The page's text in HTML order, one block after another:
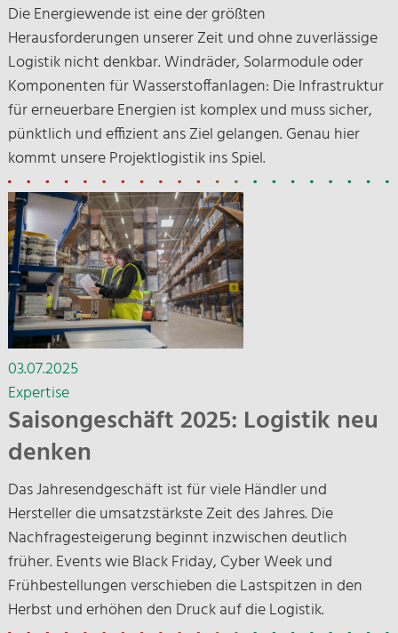
Die Energiewende ist eine der größten
Herausforderungen unserer Zeit und ohne zuverlässige
Logistik nicht denkbar. Windräder, Solarmodule oder
Komponenten für Wasserstoffanlagen: Die Infrastruktur
für erneuerbare Energien ist komplex und muss sicher,
pünktlich und effizient ans Ziel gelangen. Genau hier
kommt unsere Projektlogistik ins Spiel.
03.07.2025
Expertise
Saisongeschäft 2025: Logistik neu
denken
Das Jahresendgeschäft ist für viele Händler und
Hersteller die umsatzstärkste Zeit des Jahres. Die
Nachfragesteigerung beginnt inzwischen deutlich
früher. Events wie Black Friday, Cyber Week und
Frühbestellungen verschieben die Lastspitzen in den
Herbst und erhöhen den Druck auf die Logistik.